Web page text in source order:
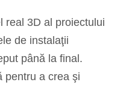
real 3D al proiectului
de instalaţii
până la final.
pentru a crea şi